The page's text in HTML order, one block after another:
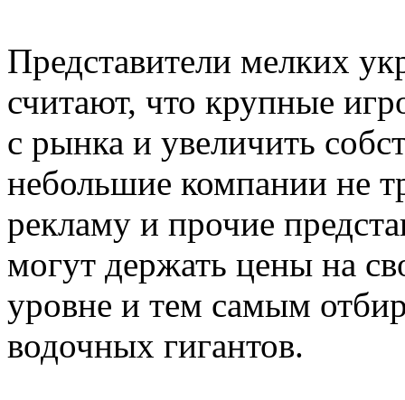
Представители мелких
считают, что крупные
с рынка и увеличить
небольшие компании не
рекламу и прочие
могут держать цены на
уровне и тем самым
водочных гигантов.